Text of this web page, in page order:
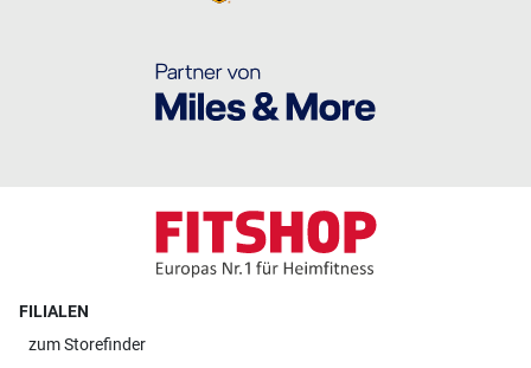
FILIALEN
zumStorefinder